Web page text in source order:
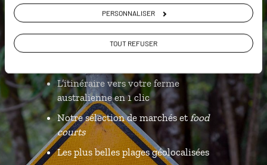
PERSONNALISER
TOUT REFUSER
Luciole,
l'appli qui vous guide en
Australie
L’itinéraire vers votre ferme
australienne en 1 clic
Notre sélection de marchés et food
courts
Les plus belles plages géolocalisées